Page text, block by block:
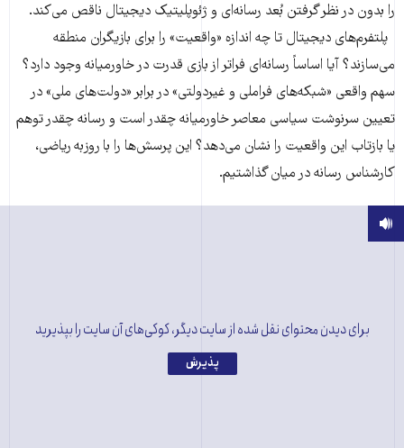
را بدون در نظر گرفتن بُعد رسانه‌ای و ژئوپلیتیک دیجیتال ناقص می‌کند.
پلتفرم‌های دیجیتال تا چه اندازه «واقعیت» را برای بازیگران منطقه
می‌سازند؟ آیا اساساً رسانه‌ای فراتر از بازی قدرت در خاورمیانه وجود دارد؟
سهم واقعی «شبکه‌های فراملی و غیردولتی» در برابر «دولت‌های ملی» در
تعیین سرنوشت سیاسی معاصر خاورمیانه چقدر است و رسانه چقدر توهم
یا بازتاب این واقعیت را نشان می‌دهد؟ این پرسش‌ها را با روزبه ریاضی،
کارشناس رسانه در میان گذاشتیم.
برای دیدن محتوای نقل شده از سایت دیگر، کوکی‌های آن سایت را بپذیرید
پذیرش